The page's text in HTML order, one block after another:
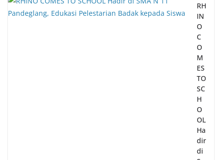
RH
IN
O
C
O
M
ES
TO
SC
H
O
OL
Ha
dir
di